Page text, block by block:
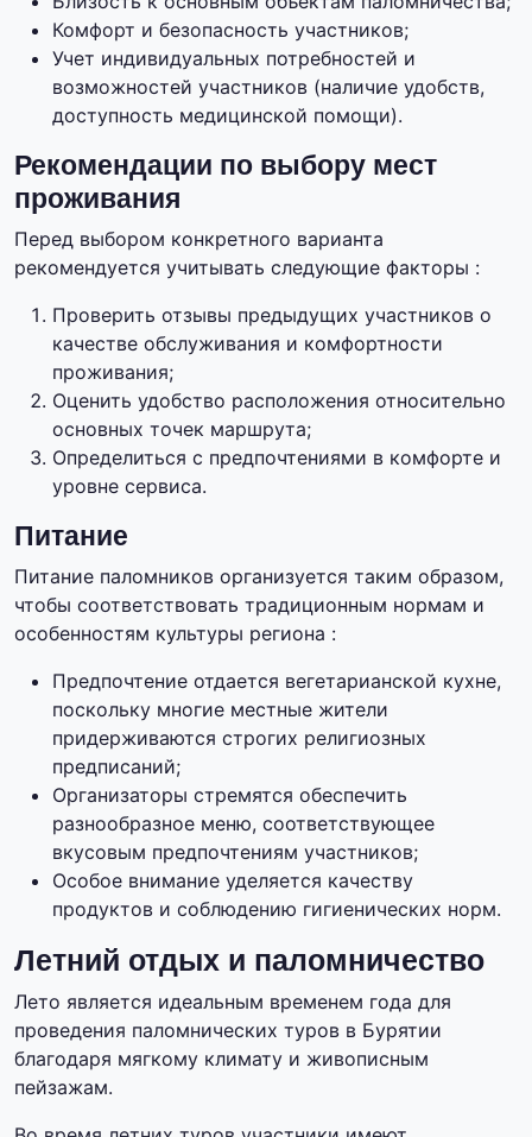
Комфорт и безопасность участников;
Учет индивидуальных потребностей и
возможностей участников (наличие удобств,
доступность медицинской помощи).
Рекомендации по выбору мест
проживания
Перед выбором конкретного варианта
рекомендуется учитывать следующие факторы :
Проверить отзывы предыдущих участников о
качестве обслуживания и комфортности
проживания;
Оценить удобство расположения относительно
основных точек маршрута;
Определиться с предпочтениями в комфорте и
уровне сервиса.
Питание
Питание паломников организуется таким образом,
чтобы соответствовать традиционным нормам и
особенностям культуры региона :
Предпочтение отдается вегетарианской кухне,
поскольку многие местные жители
придерживаются строгих религиозных
предписаний;
Организаторы стремятся обеспечить
разнообразное меню, соответствующее
вкусовым предпочтениям участников;
Особое внимание уделяется качеству
продуктов и соблюдению гигиенических норм.
Летний отдых и паломничество
Лето является идеальным временем года для
проведения паломнических туров в Бурятии
благодаря мягкому климату и живописным
пейзажам.